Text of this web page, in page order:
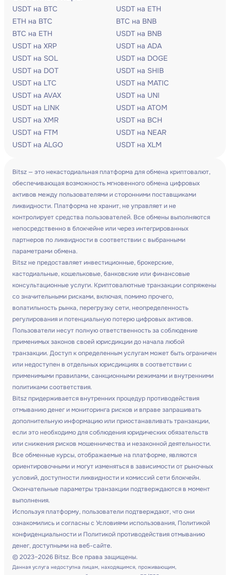
USDT на BTC
USDT на ETH
ETH на BTC
BTC на BNB
BTC на ETH
USDT на BNB
USDT на XRP
USDT на ADA
USDT на SOL
USDT на DOGE
USDT на DOT
USDT на SHIB
USDT на LTC
USDT на MATIC
USDT на AVAX
USDT на UNI
USDT на LINK
USDT на ATOM
USDT на XMR
USDT на BCH
USDT на FTM
USDT на NEAR
USDT на ALGO
USDT на XLM
Bitsz — это некастодиальная платформа для обмена криптовалют,
обеспечивающая возможность мгновенного обмена цифровых
активов между пользователями и сторонними поставщиками
ликвидности. Платформа не хранит, не управляет и не
контролирует средства пользователей. Все обмены выполняются
непосредственно в блокчейне или через интегрированных
партнеров по ликвидности в соответствии с выбранными
параметрами обмена.
Bitsz не предоставляет инвестиционные, брокерские,
кастодиальные, кошельковые, банковские или финансовые
консультационные услуги. Криптовалютные транзакции сопряжены
со значительными рисками, включая, помимо прочего,
волатильность рынка, перегрузку сети, неопределенность
регулирования и потенциальную потерю цифровых активов.
Пользователи несут полную ответственность за соблюдение
применимых законов своей юрисдикции до начала любой
транзакции. Доступ к определенным услугам может быть ограничен
или недоступен в отдельных юрисдикциях в соответствии с
применимыми правилами, санкционными режимами и внутренними
политиками соответствия.
Bitsz придерживается внутренних процедур противодействия
отмыванию денег и мониторинга рисков и вправе запрашивать
дополнительную информацию или приостанавливать транзакции,
если это необходимо для соблюдения юридических обязательств
или снижения рисков мошенничества и незаконной деятельности.
Все обменные курсы, отображаемые на платформе, являются
ориентировочными и могут изменяться в зависимости от рыночных
условий, доступности ликвидности и комиссий сети блокчейн.
Окончательные параметры транзакции подтверждаются в момент
выполнения.
Используя платформу, пользователи подтверждают, что они
ознакомились и согласны с Условиями использования, Политикой
конфиденциальности и Политикой противодействия отмыванию
денег, доступными на веб-сайте.
© 2023–2026 Bitsz. Все права защищены.
Данная услуга недоступна лицам, находящимся, проживающим,